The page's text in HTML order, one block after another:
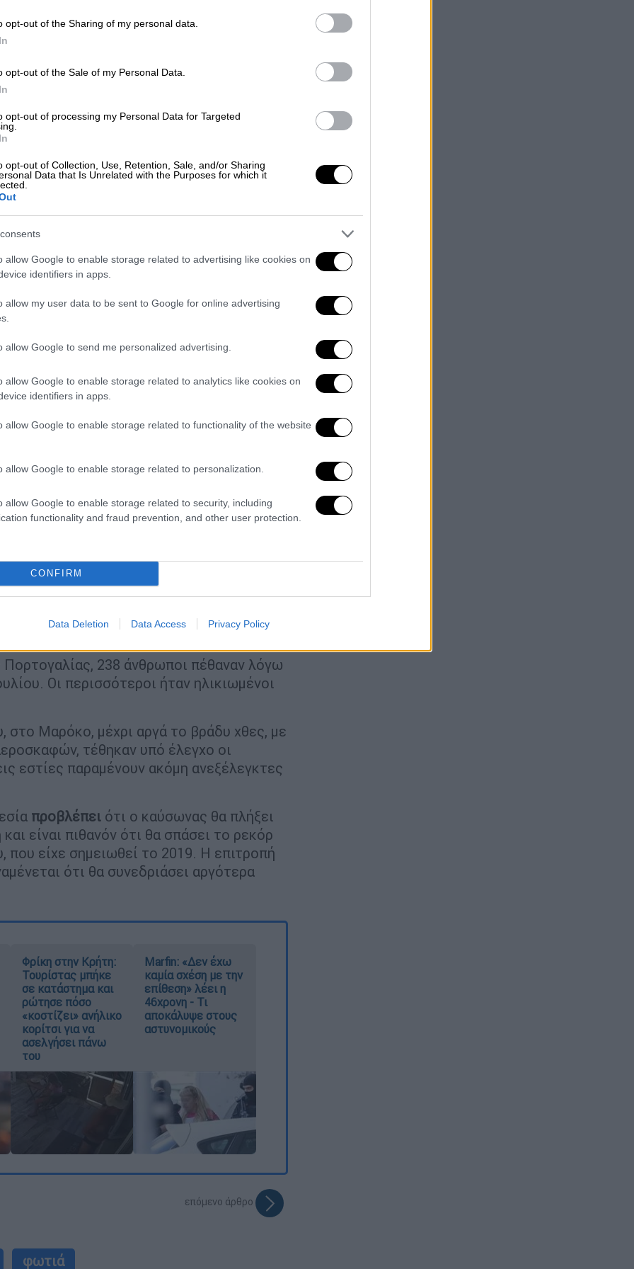
opt-out of the Sharing of my personal data.
opt-out of the Sale of my Personal Data.
opt-out of processing my Personal Data for Targeted
opt-out of Collection, Use, Retention, Sale, and/or Sharing
Data that Is Unrelated with the Purposes for which it
allow Google to enable storage related to advertising like cookies on
identifiers in apps.
allow my user data to be sent to Google for online advertising
allow Google to send me personalized advertising.
allow Google to enable storage related to analytics like cookies on
identifiers in apps.
allow Google to enable storage related to functionality of the website
allow Google to enable storage related to personalization.
allow Google to enable storage related to security, including
functionality and fraud prevention, and other user protection.
CONFIRM
Data Deletion Data Access Privacy Policy
στη Γαλλία, την Ισπανία και την
Ζιρόντ σήμερα εκτιμάται ότι έχουν
γης. Τα 38 από τα 96 διαμερίσματα
συναγερμό λόγω του καύσωνα
με τη θερμοκρασία να ξεπερνά
δίνουν τη δική τους μάχη υπό ακραίες
και 45,7 βαθμούς Κελσίου σήμερα.
360 θανάτους που συνδέονται με τις
τα σπίτια τους στην πόλη
πολύ δημοφιλής στους
καταφύγιο σε ένα τοπικό
τον δρόμο με τις σειρήνες να
φύγετε. Καμία οδηγία για το πού να
ο Τζον Πρίτι, 83 ετών.
τι συμβαίνει», είπε ένας Βέλγος κάτοικος
68 ετών.
κοντά στην Κάσας δε Μιραβέτε
συνεχώς ρίψεις νερού. Δύο χωριά
Πάρκο Μονφράγκουε.
Καστίλη και Λεόν και βόρεια, στη
στην Πορτογαλία σε ό,τι αφορά τα
ελαφρά. Τις προηγούμενες ημέρες,
μεγάλες πυρκαγιές και δεν θέλουμε
αυτό το Σαββατοκύριακο», είπε ο
Αντρέ Φερνάντες.
238 άνθρωποι πέθαναν λόγω
Οι περισσότεροι ήταν ηλικιωμένοι
στο Μαρόκο, μέχρι αργά το βράδυ χθες, με
τέθηκαν υπό έλεγχο οι
εστίες παραμένουν ακόμη ανεξέλεγκτες
προβλέπει ότι ο καύσωνας θα πλήξει
είναι πιθανόν ότι θα σπάσει το ρεκόρ
που είχε σημειωθεί το 2019. Η επιτροπή
ότι θα συνεδριάσει αργότερα
Φρίκη στην Κρήτη:
Τουρίστας μπήκε
σε κατάστημα και
ρώτησε πόσο
«κοστίζει» ανήλικο
κορίτσι για να
ασελγήσει πάνω
του
Marfin: «Δεν έχω
καμία σχέση με την
επίθεση» λέει η
46χρονη - Τι
αποκάλυψε στους
αστυνομικούς
επόμενο άρθρο
φωτιά